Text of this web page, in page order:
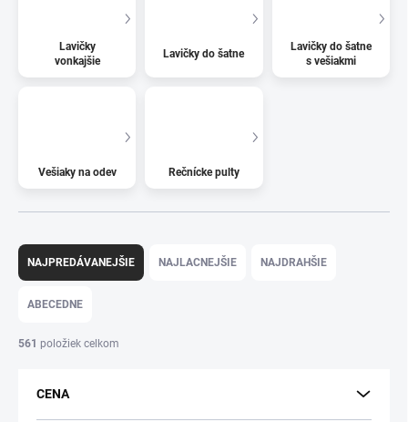
Lavičky
vonkajšie
Lavičky do šatne
Lavičky do šatne
s vešiakmi
Vešiaky na odev Rečnícke pulty
R
d
i
NAJPREDÁVANEJŠIE NAJLACNEJŠIE NAJDRAHŠIE
ABECEDNE
561 položiek celkom
CENA